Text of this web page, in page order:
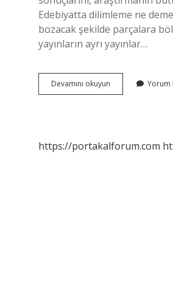
Edebiyatta dilimleme ne
bozacak şekilde parçalara
yayınların ayrı yayınlar…
Devamını okuyun Akademik
Çalışmalarda
Yorum
https://portakalforum.com